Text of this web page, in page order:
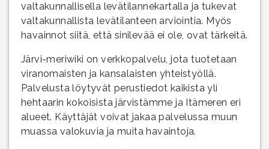
valtakunnallisella levätilannekartalla ja tukevat
valtakunnallista levätilanteen arviointia. Myös
havainnot siitä, että sinilevää ei ole, ovat tärkeitä.
Järvi-meriwiki on verkkopalvelu, jota tuotetaan
viranomaisten ja kansalaisten yhteistyöllä.
Palvelusta löytyvät perustiedot kaikista yli
hehtaarin kokoisista järvistämme ja Itämeren eri
alueet. Käyttäjät voivat jakaa palvelussa muun
muassa valokuvia ja muita havaintoja.